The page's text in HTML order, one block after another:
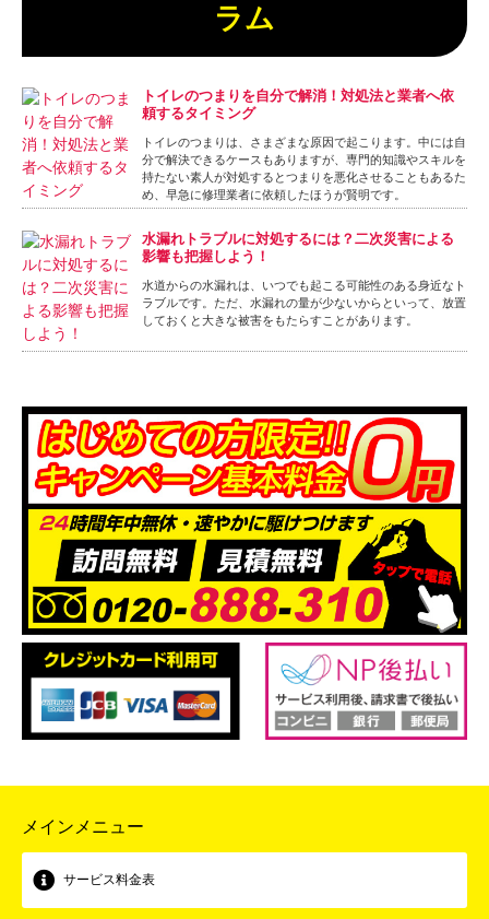
ラム
トイレのつまりを自分で解消！対処法と業者へ依
頼するタイミング
トイレのつまりは、さまざまな原因で起こります。中には自
分で解決できるケースもありますが、専門的知識やスキルを
持たない素人が対処するとつまりを悪化させることもあるた
め、早急に修理業者に依頼したほうが賢明です。
水漏れトラブルに対処するには？二次災害による
影響も把握しよう！
水道からの水漏れは、いつでも起こる可能性のある身近なト
ラブルです。ただ、水漏れの量が少ないからといって、放置
しておくと大きな被害をもたらすことがあります。
メインメニュー
サービス料金表